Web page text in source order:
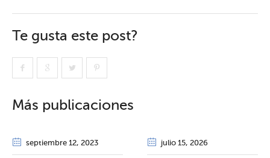
Te gusta este post?
Más publicaciones
septiembre 12, 2023 julio 15, 2026